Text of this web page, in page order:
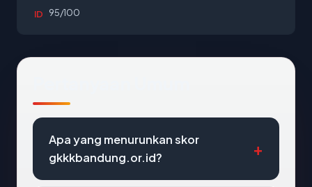
ID 95/100
Apa yang menurunkan skor
gkkkbandung.or.id?